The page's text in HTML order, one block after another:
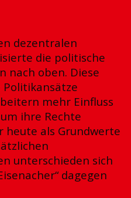
dezentralen
die politische
nach oben. Diese
mehr Einfluss
ihre Rechte
heute als Grundwerte
unterschieden sich
dagegen